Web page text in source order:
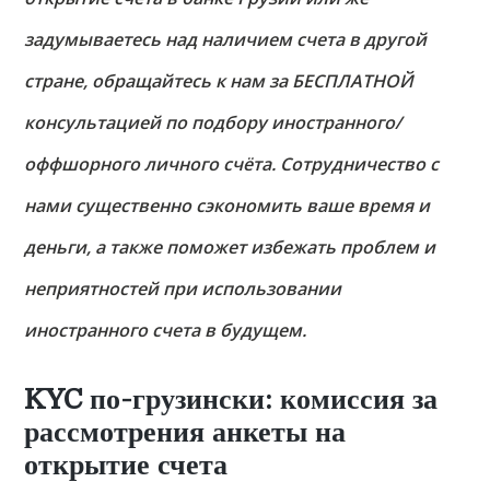
задумываетесь над наличием счета в другой
стране, обращайтесь к нам за БЕСПЛАТНОЙ
консультацией по подбору иностранного/
оффшорного личного счёта. Сотрудничество с
нами существенно сэкономить ваше время и
деньги, а также поможет избежать проблем и
неприятностей при использовании
иностранного счета в будущем.
KYC по-грузински: комиссия за
рассмотрения анкеты на
открытие счета